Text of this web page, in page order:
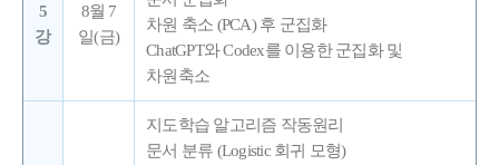
5
강
8월 7
일(금)
차원 축소 (PCA) 후 군집화
ChatGPT와 Codex를 이용한 군집화 및
차원축소
지도학습 알고리즘 작동원리
문서 분류 (Logistic 회귀 모형)